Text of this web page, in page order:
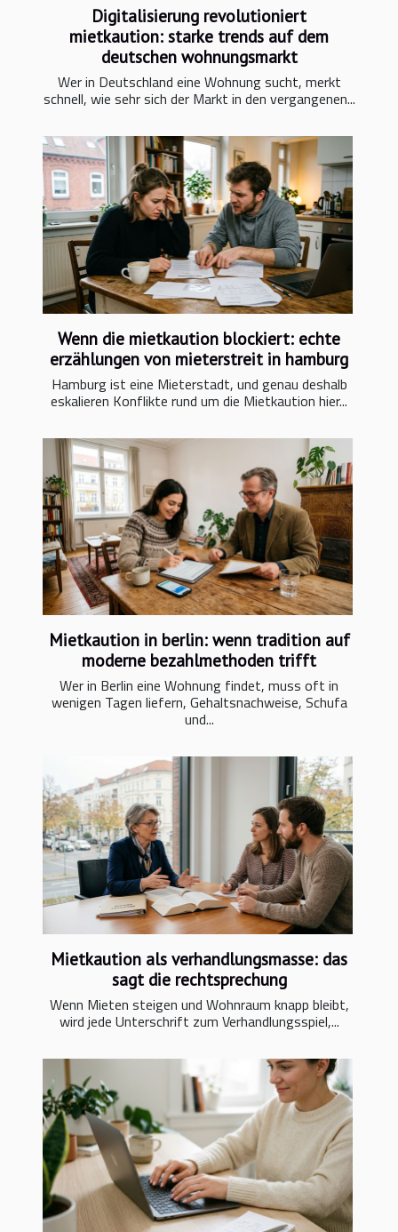
Digitalisierung revolutioniert
mietkaution: starke trends auf dem
deutschen wohnungsmarkt
Wer in Deutschland eine Wohnung sucht, merkt
schnell, wie sehr sich der Markt in den vergangenen...
Wenn die mietkaution blockiert: echte
erzählungen von mieterstreit in hamburg
Hamburg ist eine Mieterstadt, und genau deshalb
eskalieren Konflikte rund um die Mietkaution hier...
Mietkaution in berlin: wenn tradition auf
moderne bezahlmethoden trifft
Wer in Berlin eine Wohnung findet, muss oft in
wenigen Tagen liefern, Gehaltsnachweise, Schufa
und...
Mietkaution als verhandlungsmasse: das
sagt die rechtsprechung
Wenn Mieten steigen und Wohnraum knapp bleibt,
wird jede Unterschrift zum Verhandlungsspiel,...